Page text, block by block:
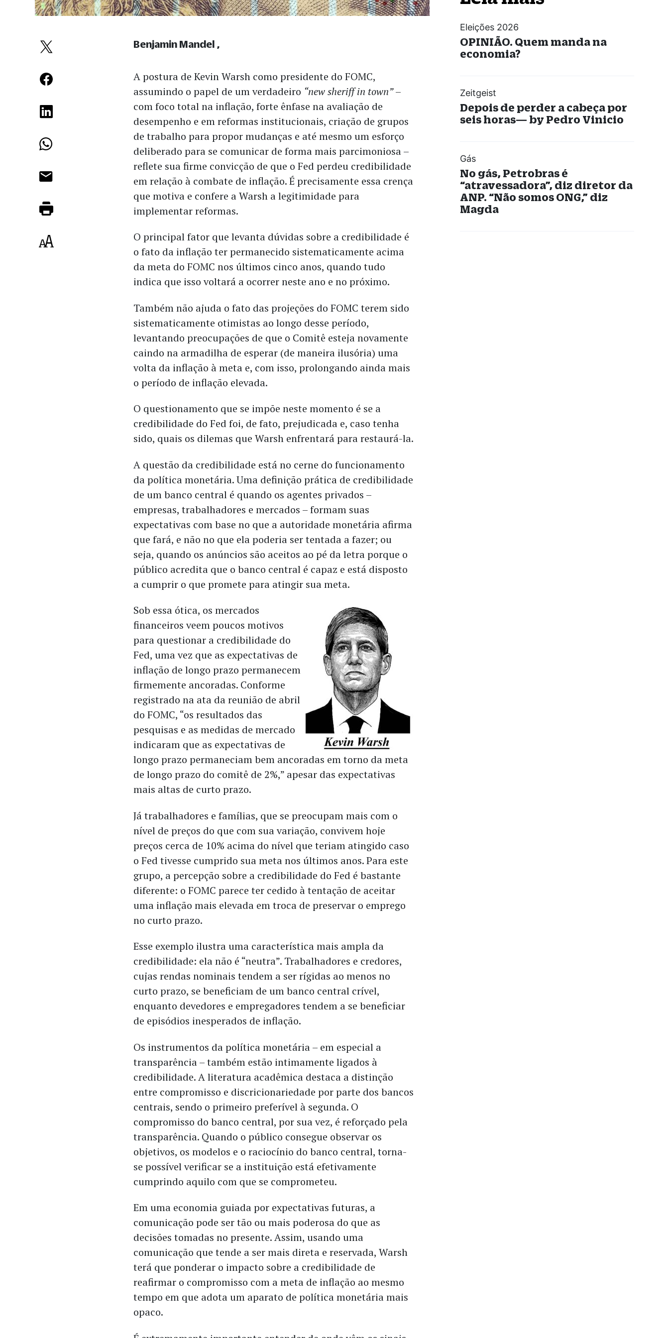
A postura de Kevin Warsh como presidente do FOMC,
assumindo o papel de um verdadeiro “new sheriff in town”–
com foco total na inflação, forte ênfase na avaliação de
desempenho e em reformas institucionais, criação de grupos
de trabalho para propor mudanças e até mesmo um esforço
deliberado para se comunicar de forma mais parcimoniosa –
reflete sua firme convicção de que o Fed perdeu credibilidade
em relação à combate de inflação. É precisamente essa crença
que motiva e confere a Warsh a legitimidade para
implementar reformas.
O principal fator que levanta dúvidas sobre a credibilidade é
o fato da inflação ter permanecido sistematicamente acima
da meta do FOMC nos últimos cinco anos, quando tudo
indica que isso voltará a ocorrer neste ano e no próximo.
Também não ajuda o fato das projeções do FOMC terem sido
sistematicamente otimistas ao longo desse período,
levantando preocupações de que o Comitê esteja novamente
caindo na armadilha de esperar (de maneira ilusória) uma
volta da inflação à meta e, com isso, prolongando ainda mais
o período de inflação elevada.
O questionamento que se impõe neste momento é se a
credibilidade do Fed foi, de fato, prejudicada e, caso tenha
sido, quais os dilemas que Warsh enfrentará para restaurá-la.
A questão da credibilidade está no cerne do funcionamento
da política monetária. Uma definição prática de credibilidade
de um banco central é quando os agentes privados –
empresas, trabalhadores e mercados – formam suas
expectativas com base no que a autoridade monetária afirma
que fará, e não no que ela poderia ser tentada a fazer; ou
seja, quando os anúncios são aceitos ao pé da letra porque o
público acredita que o banco central é capaz e está disposto
a cumprir o que promete para atingir sua meta.
Sob essa ótica, os mercados
financeiros veem poucos motivos
para questionar a credibilidade do
Fed, uma vez que as expectativas de
inflação de longo prazo permanecem
firmemente ancoradas. Conforme
registrado na ata da reunião de abril
do FOMC, “os resultados das
pesquisas e as medidas de mercado
indicaram que as expectativas de
longo prazo permaneciam bem ancoradas em torno da meta
de longo prazo do comitê de 2%,” apesar das expectativas
mais altas de curto prazo.
Já trabalhadores e famílias, que se preocupam mais com o
nível de preços do que com sua variação, convivem hoje
preços cerca de 10% acima do nível que teriam atingido caso
o Fed tivesse cumprido sua meta nos últimos anos. Para este
grupo, a percepção sobre a credibilidade do Fed é bastante
diferente: o FOMC parece ter cedido à tentação de aceitar
uma inflação mais elevada em troca de preservar o emprego
no curto prazo.
Esse exemplo ilustra uma característica mais ampla da
credibilidade: ela não é “neutra”. Trabalhadores e credores,
cujas rendas nominais tendem a ser rígidas ao menos no
curto prazo, se beneficiam de um banco central crível,
enquanto devedores e empregadores tendem a se beneficiar
de episódios inesperados de inflação.
Os instrumentos da política monetária – em especial a
transparência – também estão intimamente ligados à
credibilidade. A literatura acadêmica destaca a distinção
entre compromisso e discricionariedade por parte dos bancos
centrais, sendo o primeiro preferível à segunda. O
compromisso do banco central, por sua vez, é reforçado pela
transparência. Quando o público consegue observar os
objetivos, os modelos e o raciocínio do banco central, torna-
se possível verificar se a instituição está efetivamente
cumprindo aquilo com que se comprometeu.
Em uma economia guiada por expectativas futuras, a
comunicação pode ser tão ou mais poderosa do que as
decisões tomadas no presente. Assim, usando uma
comunicação que tende a ser mais direta e reservada, Warsh
terá que ponderar o impacto sobre a credibilidade de
reafirmar o compromisso com a meta de inflação ao mesmo
tempo em que adota um aparato de política monetária mais
opaco.
Benjamin Mandel
Eleições 2026
OPINIÃO. Quem manda na
economia?
Zeitgeist
Depois de perder a cabeça por
seis horas— by Pedro Vinicio
Gás
No gás, Petrobras é
“atravessadora”, diz diretor da
ANP. “Não somos ONG,” diz
Magda